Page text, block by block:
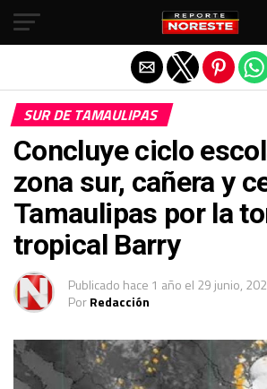
SUR DE TAMAULIPAS
Concluye ciclo
zona sur, cañera y
Tamaulipas por la
tropical Barry
Publicado hace 1 año el 29 junio,
PorRedacción
Salir de la versión